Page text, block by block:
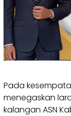
Pada
menegaskan
kalangan ASN